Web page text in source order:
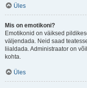
Üles
Mis on emotikoni?
Emotikonid on väiksed
väljendada. Neid saad
liialdada. Administraator on
kohta.
Üles